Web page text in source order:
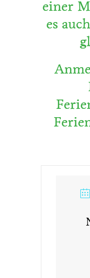
einer
es